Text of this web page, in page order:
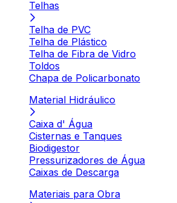
Telhas
Telha de PVC
Telha de Plástico
Telha de Fibra de Vidro
Toldos
Chapa de Policarbonato
Material Hidráulico
Caixa d' Água
Cisternas e Tanques
Biodigestor
Pressurizadores de Água
Caixas de Descarga
Materiais para Obra